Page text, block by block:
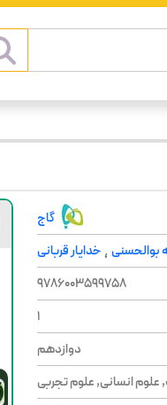
گاج
بوالحسنی ،خدایار قربانی
9786003599758
1
دوازدهم
علوم انسانی, علوم تجربی